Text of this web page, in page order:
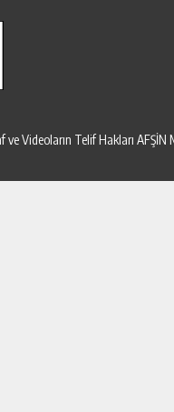
ve Videoların Telif Hakları